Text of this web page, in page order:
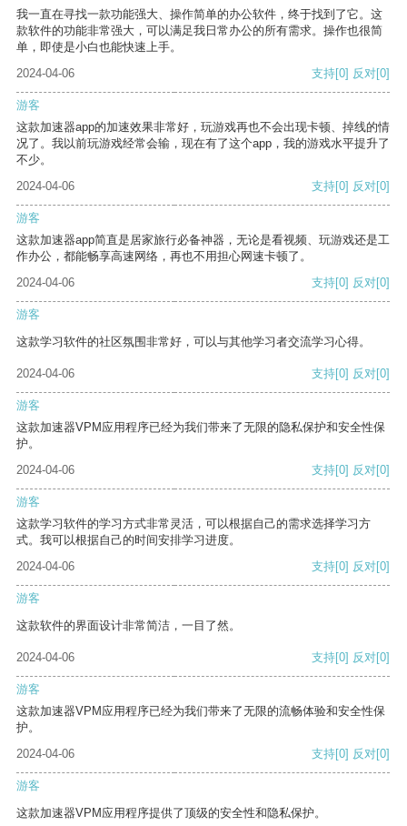
我一直在寻找一款功能强大、操作简单的办公软件，终于找到了它。这
款软件的功能非常强大，可以满足我日常办公的所有需求。操作也很简
单，即使是小白也能快速上手。
2024-04-06
支持[0] 反对[0]
游客
这款加速器app的加速效果非常好，玩游戏再也不会出现卡顿、掉线的情
况了。我以前玩游戏经常会输，现在有了这个app，我的游戏水平提升了
不少。
2024-04-06
支持[0] 反对[0]
游客
这款加速器app简直是居家旅行必备神器，无论是看视频、玩游戏还是工
作办公，都能畅享高速网络，再也不用担心网速卡顿了。
2024-04-06
支持[0] 反对[0]
游客
这款学习软件的社区氛围非常好，可以与其他学习者交流学习心得。
2024-04-06 支持[0] 反对[0]
游客
这款加速器VPM应用程序已经为我们带来了无限的隐私保护和安全性保
护。
2024-04-06
支持[0] 反对[0]
游客
这款学习软件的学习方式非常灵活，可以根据自己的需求选择学习方
式。我可以根据自己的时间安排学习进度。
2024-04-06
支持[0] 反对[0]
游客
这款软件的界面设计非常简洁，一目了然。
2024-04-06 支持[0] 反对[0]
游客
这款加速器VPM应用程序已经为我们带来了无限的流畅体验和安全性保
护。
2024-04-06
支持[0] 反对[0]
游客
这款加速器VPM应用程序提供了顶级的安全性和隐私保护。